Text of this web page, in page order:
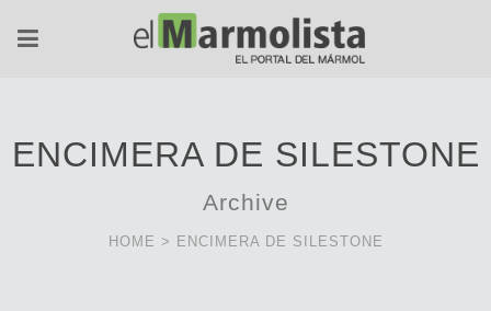
ENCIMERA DE SILESTONE
Archive
HOME > ENCIMERA DE SILESTONE